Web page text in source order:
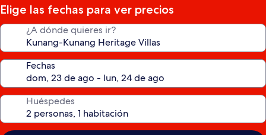
Elige las fechas para ver precios
¿A dónde quieres ir?
Fechas
Huéspedes